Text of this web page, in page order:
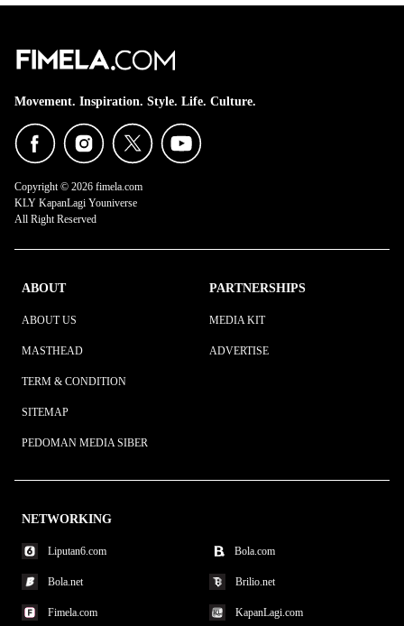
Movement. Inspiration. Style. Life. Culture.
Copyright © 2026 fimela.com
KLY KapanLagi Youniverse
All Right Reserved
ABOUT
ABOUT US
MASTHEAD
TERM & CONDITION
SITEMAP
PEDOMAN MEDIA SIBER
PARTNERSHIPS
MEDIA KIT
ADVERTISE
NETWORKING
Liputan6.com Bola.com
Bola.net Brilio.net
Fimela.com KapanLagi.com